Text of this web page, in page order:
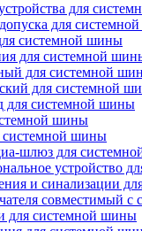
для
для
системной шины
для системной
для системной
для системной
для системной шины
шины
системной шины
шлюз для
устройство
и синализации
совместимый с
для системной шины